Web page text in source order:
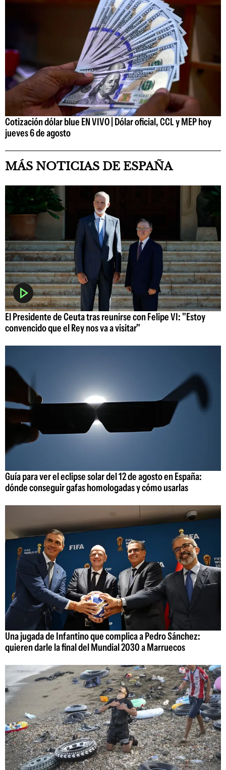
Cotización dólar blue EN VIVO | Dólar oficial, CCL y MEP hoy
jueves 6 de agosto
MÁS NOTICIAS DE ESPAÑA
El Presidente de Ceuta tras reunirse con Felipe VI: "Estoy
convencido que el Rey nos va a visitar"
Guía para ver el eclipse solar del 12 de agosto en España:
dónde conseguir gafas homologadas y cómo usarlas
Una jugada de Infantino que complica a Pedro Sánchez:
quieren darle la final del Mundial 2030 a Marruecos